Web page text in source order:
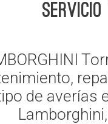
Servicio
de averías